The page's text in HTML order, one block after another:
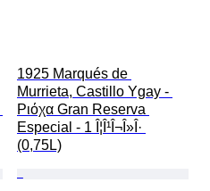
1925 Marqués de
Murrieta, Castillo Ygay -
Ριόχα Gran Reserva
Especial - 1 Î¦Î¹Î¬Î»Î·
(0,75L)